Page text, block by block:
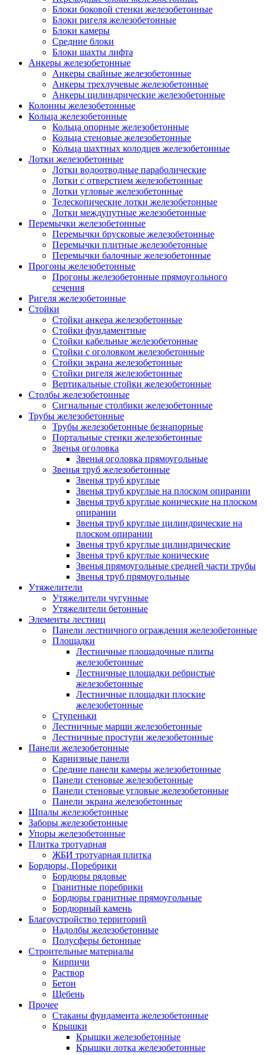
Блоки боковой стенки железобетонные
Блоки ригеля железобетонные
Блоки камеры
Средние блоки
Блоки шахты лифта
Анкеры железобетонные
Анкеры свайные железобетонные
Анкеры трехлучевые железобетонные
Анкеры цилиндрические железобетонные
Колонны железобетонные
Кольца железобетонные
Кольца опорные железобетонные
Кольца стеновые железобетонные
Кольца шахтных колодцев железобетонные
Лотки железобетонные
Лотки водоотводные параболические
Лотки с отверстием железобетонные
Лотки угловые железобетонные
Телескопические лотки железобетонные
Лотки междупутные железобетонные
Перемычки железобетонные
Перемычки брусковые железобетонные
Перемычки плитные железобетонные
Перемычки балочные железобетонные
Прогоны железобетонные
Прогоны железобетонные прямоугольного
сечения
Ригеля железобетонные
Стойки
Стойки анкера железобетонные
Стойки фундаментные
Стойки кабельные железобетонные
Стойки с оголовком железобетонные
Стойки экрана железобетонные
Стойки ригеля железобетонные
Вертикальные стойки железобетонные
Столбы железобетонные
Сигнальные столбики железобетонные
Трубы железобетонные
Трубы железобетонные безнапорные
Портальные стенки железобетонные
Звенья оголовка
Звенья оголовка прямоугольные
Звенья труб железобетонные
Звенья труб круглые
Звенья труб круглые на плоском опирании
Звенья труб круглые конические на плоском
опирании
Звенья труб круглые цилиндрические на
плоском опирании
Звенья труб круглые цилиндрические
Звенья труб круглые конические
Звенья прямоугольные средней части трубы
Звенья труб прямоугольные
Утяжелители
Утяжелители чугунные
Утяжелители бетонные
Элементы лестниц
Панели лестничного ограждения железобетонные
Площадки
Лестничные площадочные плиты
железобетонные
Лестничные площадки ребристые
железобетонные
Лестничные площадки плоские
железобетонные
Ступеньки
Лестничные марши железобетонные
Лестничные проступи железобетонные
Панели железобетонные
Карнизные панели
Средние панели камеры железобетонные
Панели стеновые железобетонные
Панели стеновые угловые железобетонные
Панели экрана железобетонные
Шпалы железобетонные
Заборы железобетонные
Упоры железобетонные
Плитка тротуарная
ЖБИ тротуарная плитка
Бордюры, Поребрики
Бордюры рядовые
Гранитные поребрики
Бордюры гранитные прямоугольные
Бордюрный камень
Благоустройство территорий
Надолбы железобетонные
Полусферы бетонные
Строительные материалы
Кирпичи
Раствор
Бетон
Щебень
Прочее
Стаканы фундамента железобетонные
Крышки
Крышки железобетонные
Крышки лотка железобетонные